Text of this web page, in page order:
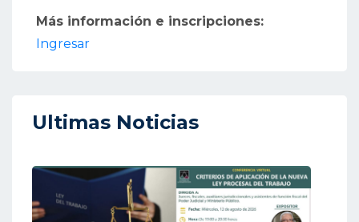
Más información e inscripciones:
Ingresar
Ultimas Noticias